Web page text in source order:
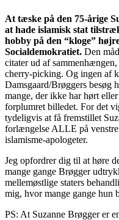
At tæske på den 75-årige
at hade islamisk stat
hobby på den “kloge”
Socialdemokratiet. Den
citater ud af
cherry-picking. Og ingen af
Damsgaard/Brøggers besøg
mange, der ikke har hørt
forplumret billedet. For det
tydeligvis at få fremstillet
forlængelse ALLE på
islamisme-apologeter.
Jeg opfordrer dig til at høre
mange gange Brøgger
mellemøstlige staters
mig, hvor mange gange hun
PS: At Suzanne Brøgger er